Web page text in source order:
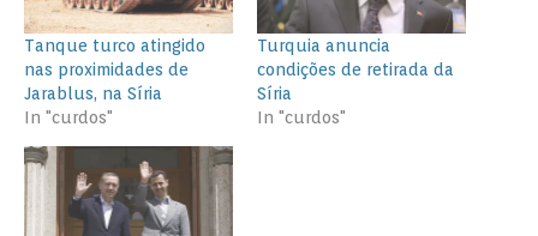
Tanque turco atingido
nas proximidades de
Jarablus, na Síria
In "curdos"
Turquia anuncia
condições de retirada da
Síria
In "curdos"